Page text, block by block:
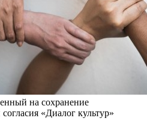
на сохранение
«Диалог культур»